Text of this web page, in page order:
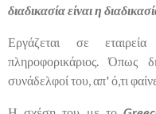
διαδικασία είναι η
Εργάζεται σε
πληροφορικάριος. Όπως
συνάδελφοί του, απ' ό,τι